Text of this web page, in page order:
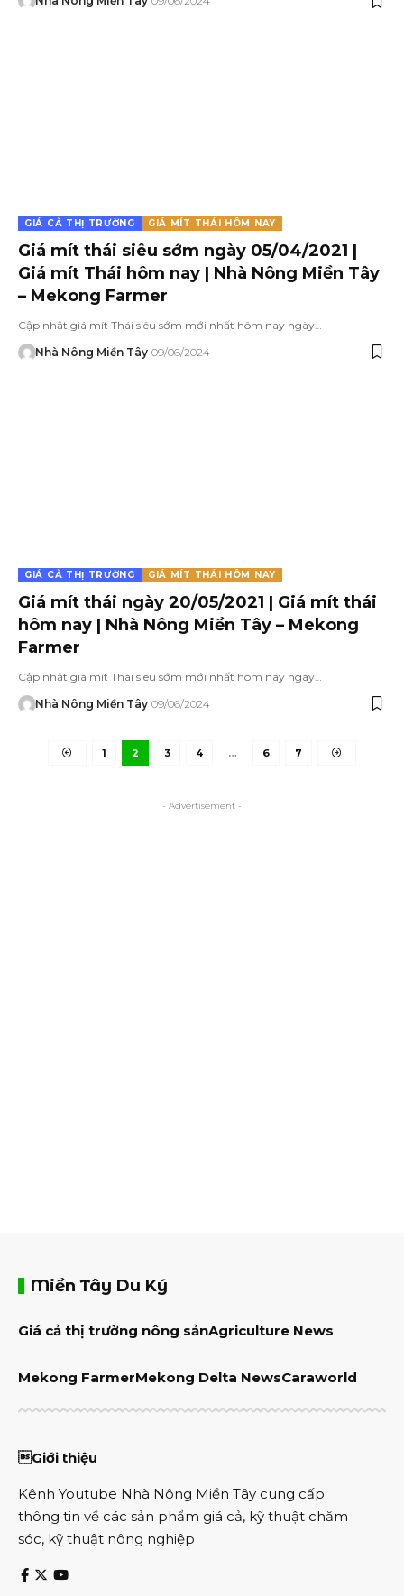
GIÁ CẢ THỊ TRƯỜNG GIÁ MÍT THÁI HÔM NAY
Giá mít thái siêu sớm ngày 05/04/2021 |
Giá mít Thái hôm nay | Nhà Nông Miền Tây
– Mekong Farmer
Cập nhật giá mít Thái siêu sớm mới nhất hôm nay ngày…
Nhà Nông Miền Tây 09/06/2024
GIÁ CẢ THỊ TRƯỜNG GIÁ MÍT THÁI HÔM NAY
Giá mít thái ngày 20/05/2021 | Giá mít thái
hôm nay | Nhà Nông Miền Tây – Mekong
Farmer
Cập nhật giá mít Thái siêu sớm mới nhất hôm nay ngày…
Nhà Nông Miền Tây 09/06/2024
1 2 3 4 … 6 7
- Advertisement -
Miền Tây Du Ký
Giá cả thị trường nông sảnAgriculture News
Mekong FarmerMekong Delta NewsCaraworld
Giới thiệu
Kênh Youtube Nhà Nông Miền Tây cung cấp
thông tin về các sản phẩm giá cả, kỹ thuật chăm
sóc, kỹ thuật nông nghiệp